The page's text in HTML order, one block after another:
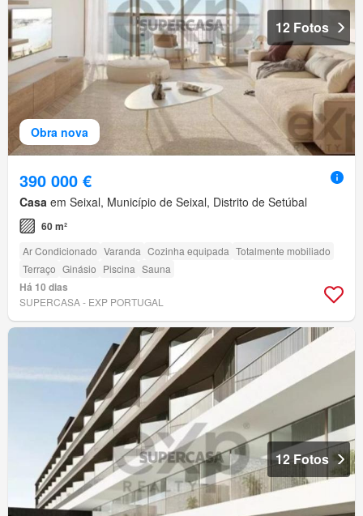
Obra nova
12 Fotos
390 000 €
Casa em Seixal, Município de Seixal, Distrito de Setúbal
60 m²
Ar Condicionado Varanda Cozinha equipada Totalmente mobiliado
Terraço Ginásio Piscina Sauna
Há 10 dias
SUPERCASA - EXP PORTUGAL
12 Fotos